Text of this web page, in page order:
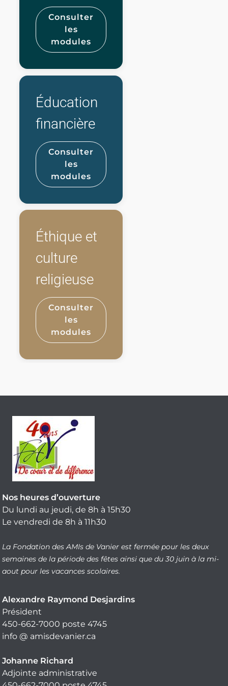
Consulter
les
modules
Éducation
financière
Consulter
les
modules
Éthique et
culture
religieuse
Consulter
les
modules
Nos heures d’ouverture
Du lundi au jeudi, de 8h à 15h30
Le vendredi de 8h à 11h30
La Fondation des AMIs de Vanier est fermée pour les deux
semaines de la période des fêtes ainsi que du 30 juin à la mi-
aout pour les vacances scolaires.
Alexandre Raymond Desjardins
Président
450-662-7000 poste 4745
info @ amisdevanier.ca
Johanne Richard
Adjointe administrative